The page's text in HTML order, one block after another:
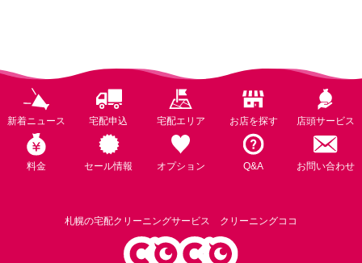
新着ニュース 宅配申込 宅配エリア お店を探す 店頭サービス
料金 セール情報 オプション Q&A お問い合わせ
札幌の宅配クリーニングサービス クリーニングココ